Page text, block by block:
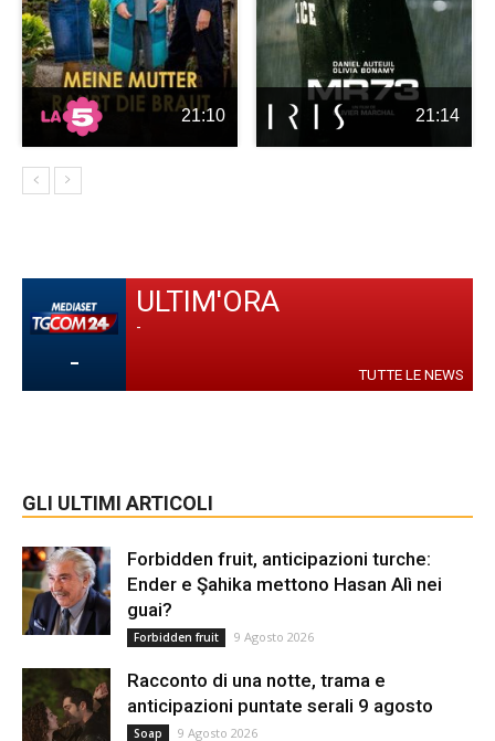
21:10 21:14
-
ULTIM'ORA
-
TUTTE LE NEWS
GLI ULTIMI ARTICOLI
Forbidden fruit, anticipazioni turche:
Ender e Şahika mettono Hasan Alì nei
guai?
Forbidden fruit 9 Agosto 2026
Racconto di una notte, trama e
anticipazioni puntate serali 9 agosto
Soap 9 Agosto 2026